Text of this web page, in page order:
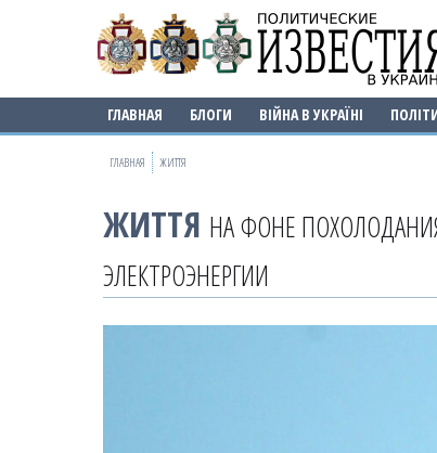
ГЛАВНАЯ БЛОГИ ВІЙНА В УКРАЇНІ
ГЛАВНАЯ ЖИТТЯ
ЖИТТЯ НА ФОНЕ
ЭЛЕКТРОЭНЕРГИИ